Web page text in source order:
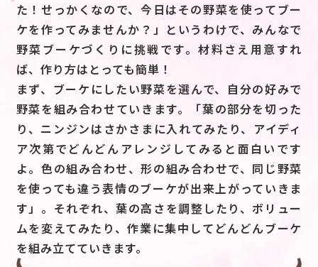
た！せっかくなので、今日はその野菜を使ってブー
ケを作ってみませんか？」というわけで、みんなで
野菜ブーケづくりに挑戦です。材料さえ用意すれ
ば、作り方はとっても簡単！
まず、ブーケにしたい野菜を選んで、自分の好みで
野菜を組み合わせていきます。「葉の部分を切った
り、ニンジンはさかさまに入れてみたり、アイディ
ア次第でどんどんアレンジしてみると面白いです
よ。色の組み合わせ、形の組み合わせで、同じ野菜
を使っても違う表情のブーケが出来上がっていきま
す」。それぞれ、葉の高さを調整したり、ボリュー
ムを変えてみたり、作業に集中してどんどんブーケ
を組み立てていきます。